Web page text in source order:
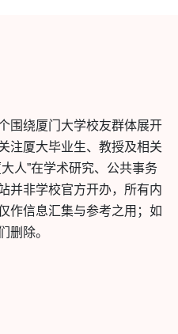
围绕厦门大学校友群体展开
注厦大毕业生、教授及相关
人”在学术研究、公共事务
并非学校官方开办，所有内
作信息汇集与参考之用；如
删除。